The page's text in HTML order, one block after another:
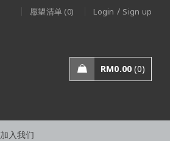
愿望清单 (0) Login / Sign up
RM0.00 0
加入我们